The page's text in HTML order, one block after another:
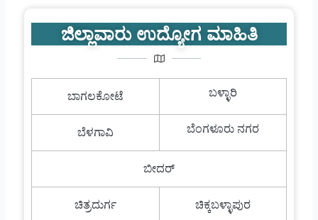
ಜಿಲ್ಲಾವಾರು ಉದ್ಯೋಗ ಮಾಹಿತಿ
ಬಾಗಲಕೋಟೆ ಬಳ್ಳಾರಿ
ಬೆಳಗಾವಿ ಬೆಂಗಳೂರು ನಗರ
ಬೀದರ್
ಚಿತ್ರದುರ್ಗ ಚಿಕ್ಕಬಳ್ಳಾಪುರ